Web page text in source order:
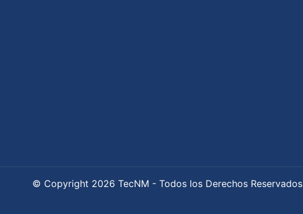
© Copyright 2026 TecNM - Todos los Derechos Reservados